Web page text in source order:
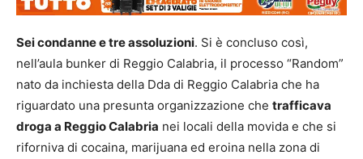
Sei condanne e tre assoluzioni. Si è concluso così,
nell’aula bunker di Reggio Calabria, il processo “Random”
nato da inchiesta della Dda di Reggio Calabria che ha
riguardato una presunta organizzazione che trafficava
droga a Reggio Calabria nei locali della movida e che si
riforniva di cocaina, marijuana ed eroina nella zona di